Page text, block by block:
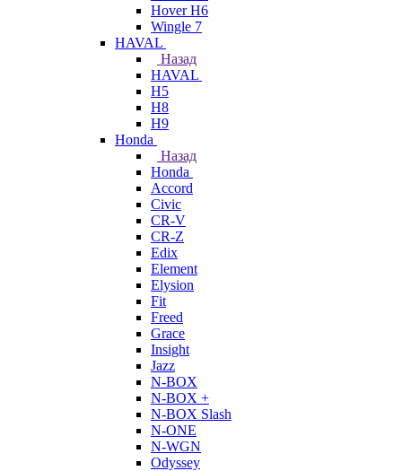
Hover H6
Wingle 7
HAVAL
Назад
HAVAL
H5
H8
H9
Honda
Назад
Honda
Accord
Civic
CR-V
CR-Z
Edix
Element
Elysion
Fit
Freed
Grace
Insight
Jazz
N-BOX
N-BOX +
N-BOX Slash
N-ONE
N-WGN
Odyssey